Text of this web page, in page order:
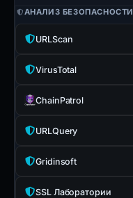
АНАЛИЗ БЕЗОПАСНОСТИ
URLScan
VirusTotal
ChainPatrol
URLQuery
Gridinsoft
SSL Лаборатории